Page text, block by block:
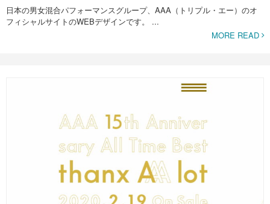
日本の男女混合パフォーマンスグループ、AAA（トリプル・エー）のオ
フィシャルサイトのWEBデザインです。 ...
MORE READ